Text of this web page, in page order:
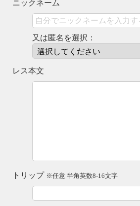
ニックネーム
又は匿名を選択：
レス本文
トリップ ※任意 半角英数8-16文字